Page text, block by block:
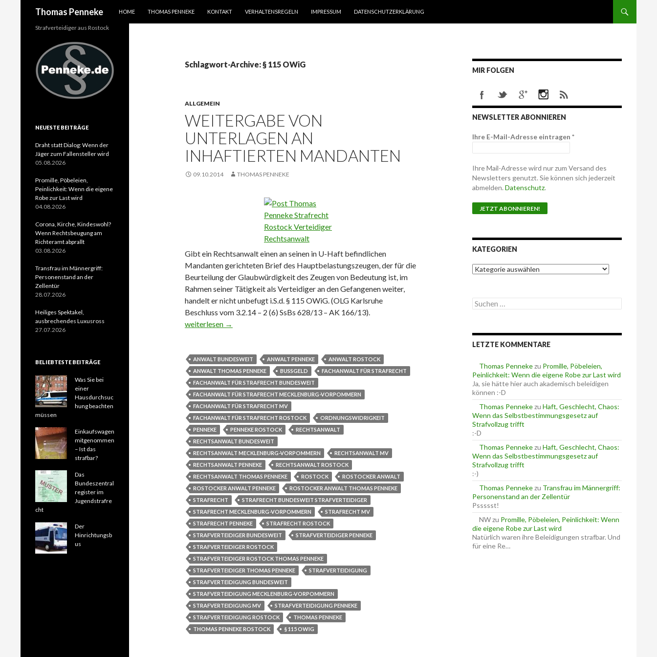
Thomas Penneke
HOME
THOMAS PENNEKE KONTAKT VERHALTENSREGELN IMPRESSUM DATENSCHUTZERKLÄRUNG
Schlagwort-Archive: § 115 OWiG
ALLGEMEIN
WEITERGABE VON
UNTERLAGEN AN
INHAFTIERTEN MANDANTEN
09.10.2014 THOMAS PENNEKE
Gibt ein Rechtsanwalt einen an seinen in U-Haft befindlichen
Mandanten gerichteten Brief des Hauptbelastungszeugen, der für die
Beurteilung der Glaubwürdigkeit des Zeugen von Bedeutung ist, im
Rahmen seiner Tätigkeit als Verteidiger an den Gefangenen weiter,
handelt er nicht unbefugt i.S.d. § 115 OWiG. (OLG Karlsruhe
Beschluss vom 3.2.14 – 2 (6) SsBs 628/13 – AK 166/13).
Weitergabe von Unterlagen an inhaftierten Mandanten
weiterlesen →
ANWALT BUNDESWEIT ANWALT PENNEKE
ANWALT ROSTOCK
ANWALT THOMAS PENNEKE
BUSSGELD
FACHANWALT FÜR STRAFRECHT
FACHANWALT FÜR STRAFRECHT BUNDESWEIT
FACHANWALT FÜR STRAFRECHT MECKLENBURG-VORPOMMERN
FACHANWALT FÜR STRAFRECHT MV
FACHANWALT FÜR STRAFRECHT ROSTOCK
ORDNUNGSWIDRIGKEIT
PENNEKE
PENNEKE ROSTOCK
RECHTSANWALT
RECHTSANWALT BUNDESWEIT
RECHTSANWALT MECKLENBURG-VORPOMMERN
RECHTSANWALT MV
RECHTSANWALT PENNEKE
RECHTSANWALT ROSTOCK
RECHTSANWALT THOMAS PENNEKE
ROSTOCK
ROSTOCKER ANWALT
ROSTOCKER ANWALT PENNEKE
ROSTOCKER ANWALT THOMAS PENNEKE
STRAFRECHT
STRAFRECHT BUNDESWEIT STRAFVERTEIDIGER
STRAFRECHT MECKLENBURG-VORPOMMERN
STRAFRECHT MV
STRAFRECHT PENNEKE
STRAFRECHT ROSTOCK
STRAFVERTEIDIGER BUNDESWEIT
STRAFVERTEIDIGER PENNEKE
STRAFVERTEIDIGER ROSTOCK
STRAFVERTEIDIGER ROSTOCK THOMAS PENNEKE
STRAFVERTEIDIGER THOMAS PENNEKE
STRAFVERTEIDIGUNG
STRAFVERTEIDIGUNG BUNDESWEIT
STRAFVERTEIDIGUNG MECKLENBURG-VORPOMMERN
STRAFVERTEIDIGUNG MV
STRAFVERTEIDIGUNG PENNEKE
STRAFVERTEIDIGUNG ROSTOCK
THOMAS PENNEKE
THOMAS PENNEKE ROSTOCK
§ 115 OWIG
MIR FOLGEN
NEWSLETTER ABONNIEREN
Ihre E-Mail-Adresse eintragen *
Ihre Mail-Adresse wird nur zum Versand des
Newsletters genutzt. Sie können sich jederzeit
abmelden. Datenschutz.
KATEGORIEN
K
a
g
o
n
S
u
e
n
c
h
:
LETZTE KOMMENTARE
Thomas Pennekezu Promille, Pöbeleien,
Peinlichkeit: Wenn die eigene Robe zur Last wird
Ja, sie hätte hier auch akademisch beleidigen
können :-D
Thomas Pennekezu Haft, Geschlecht, Chaos:
Wenn das Selbstbestimmungsgesetz auf
Strafvollzug trifft
:-D
Thomas Pennekezu Haft, Geschlecht, Chaos:
Wenn das Selbstbestimmungsgesetz auf
Strafvollzug trifft
:-)
Thomas Pennekezu Transfrau im Männergriff:
Personenstand an der Zellentür
Pssssst!
NWzu Promille, Pöbeleien, Peinlichkeit: Wenn
die eigene Robe zur Last wird
Natürlich waren ihre Beleidigungen strafbar. Und
für eine Re…
Strafverteidiger aus Rostock
NEUESTE BEITRÄGE
Draht statt Dialog: Wenn der
Jäger zum Fallensteller wird
05.08.2026
Promille, Pöbeleien,
Peinlichkeit: Wenn die eigene
Robe zur Last wird
04.08.2026
Corona, Kirche, Kindeswohl?
Wenn Rechtsbeugung am
Richteramt abprallt
03.08.2026
Transfrau im Männergriff:
Personenstand an der
Zellentür
28.07.2026
Heiliges Spektakel,
ausbrechendes Luxusross
27.07.2026
BELIEBTESTE BEITRÄGE
Was Sie bei
einer
Hausdurchsuc
hung beachten
müssen
Einkaufswagen
mitgenommen
– Ist das
strafbar?
Das
Bundeszentral
register im
Jugendstrafre
cht
Der
Hinrichtungsb
us